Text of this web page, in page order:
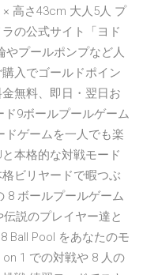
高さ43cm 大人5人 プ
の公式サイト「ヨド
プールポンプなど人
入でゴールドポイン
無料、即日・翌日お
9ボールプールゲーム
ドゲームを一人でも楽
本格的な対戦モード
ビリヤードで暇つぶ
8 ボールプールゲーム
説のプレイヤー達と
Ball Pool をあなたのモ
1 での対戦や 8 人の